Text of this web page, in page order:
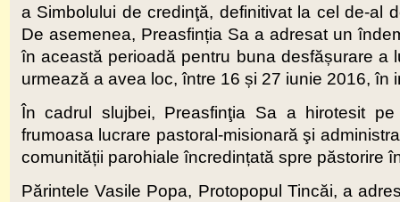
a Simbolului de credinţă, definitivat la cel de-al
De asemenea, Preasfinția Sa a adresat un
în această perioadă pentru buna desfășurare a
urmează a avea loc, între 16 și 27 iunie 2016, în
În cadrul slujbei, Preasfinţia Sa a hirotesit
frumoasa lucrare pastoral-misionară şi
comunității parohiale încredințată spre păstorire
Părintele Vasile Popa, Protopopul Tincăi, a